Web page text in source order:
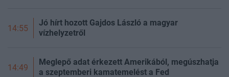
14:55
Jó hírt hozott Gajdos László a magyar
vízhelyzetről
14:49
Meglepő adat érkezett Amerikából, megúszhatja
a szeptemberi kamatemelést a Fed